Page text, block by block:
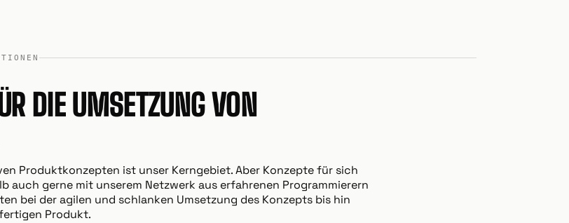
DIE UMSETZUNG VON
Produktkonzepten ist unser Kerngebiet. Aber Konzepte für sich
auch gerne mit unserem Netzwerk aus erfahrenen Programmierern
bei der agilen und schlanken Umsetzung des Konzepts bis hin
Produkt.